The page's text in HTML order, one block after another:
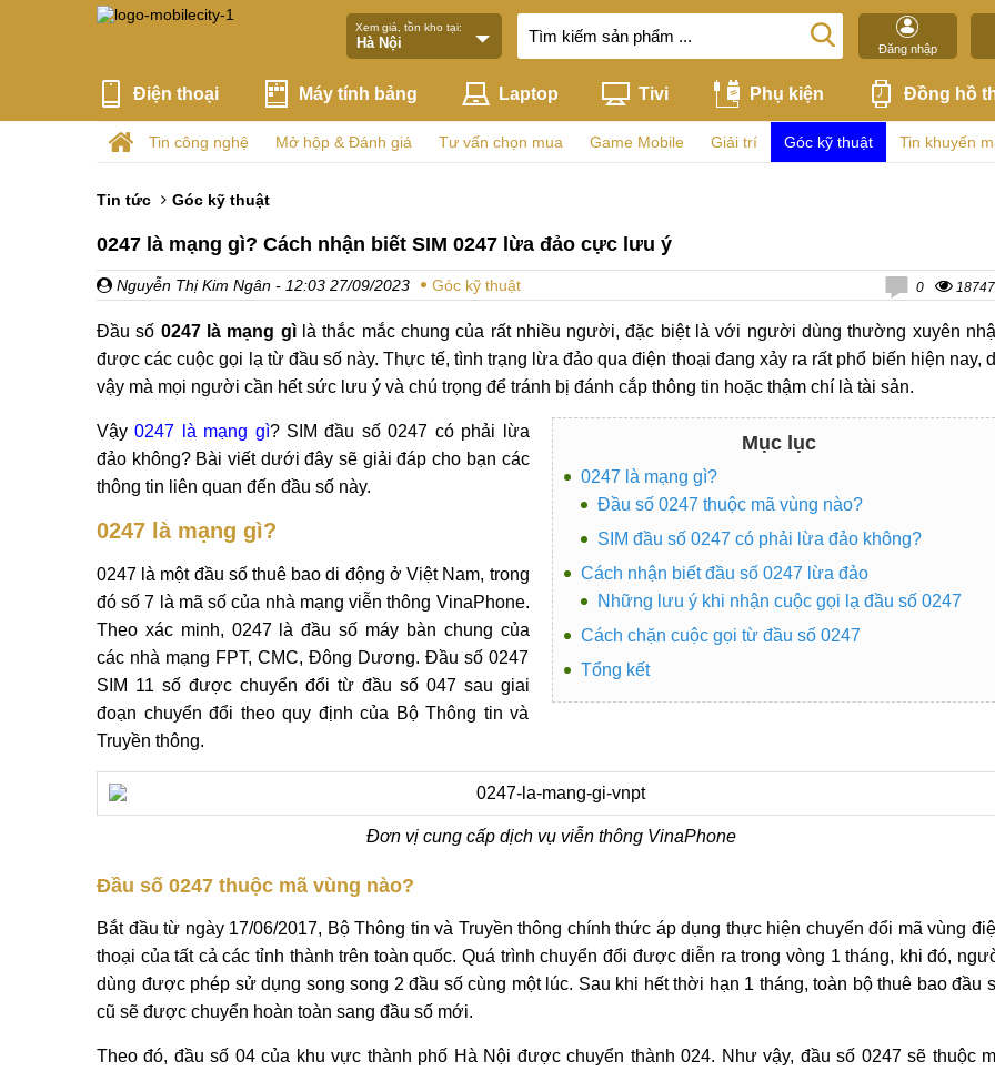
Xem giá, tồn kho tại:
Đăng nhập
Điện thoại Máy tính bảng Laptop Tivi Phụ kiện Đồng hồ
Tin công nghệ Mở hộp & Đánh giá Tư vấn chọn mua Game Mobile Giải trí Góc kỹ thuật Tin khuyến
Tin tức Góc kỹ thuật
0247 là mạng gì? Cách nhận biết SIM 0247 lừa đảo cực lưu ý
Nguyễn Thị Kim Ngân - 12:03 27/09/2023 Góc kỹ thuật 0 18747
Đầu số 0247 là mạng gìlà thắc mắc chung của rất nhiều người, đặc biệt là với người dùng thường xuyên
được các cuộc gọi lạ từ đầu số này. Thực tế, tình trạng lừa đảo qua điện thoại đang xảy ra rất phổ biến hiện nay,
vậy mà mọi người cần hết sức lưu ý và chú trọng để tránh bị đánh cắp thông tin hoặc thậm chí là tài sản.
Mục lục
0247 là mạng gì?
Đầu số 0247 thuộc mã vùng nào?
SIM đầu số 0247 có phải lừa đảo không?
Cách nhận biết đầu số 0247 lừa đảo
Những lưu ý khi nhận cuộc gọi lạ đầu số 0247
Cách chặn cuộc gọi từ đầu số 0247
Tổng kết
Vậy0247 là mạng gì? SIM đầu số 0247 có phải lừa
đảo không? Bài viết dưới đây sẽ giải đáp cho bạn các
thông tin liên quan đến đầu số này.
0247 là mạng gì?
0247 là một đầu số thuê bao di động ở Việt Nam, trong
đó số 7 là mã số của nhà mạng viễn thông VinaPhone.
Theo xác minh, 0247 là đầu số máy bàn chung của
các nhà mạng FPT, CMC, Đông Dương. Đầu số 0247
SIM 11 số được chuyển đổi từ đầu số 047 sau giai
đoạn chuyển đổi theo quy định của Bộ Thông tin và
Truyền thông.
Đơn vị cung cấp dịch vụ viễn thông VinaPhone
Đầu số 0247 thuộc mã vùng nào?
Bắt đầu từ ngày 17/06/2017, Bộ Thông tin và Truyền thông chính thức áp dụng thực hiện chuyển đổi mã vùng
thoại của tất cả các tỉnh thành trên toàn quốc. Quá trình chuyển đổi được diễn ra trong vòng 1 tháng, khi đó,
dùng được phép sử dụng song song 2 đầu số cùng một lúc. Sau khi hết thời hạn 1 tháng, toàn bộ thuê bao đầu
cũ sẽ được chuyển hoàn toàn sang đầu số mới.
Theo đó, đầu số 04 của khu vực thành phố Hà Nội được chuyển thành 024. Như vậy, đầu số 0247 sẽ thuộc